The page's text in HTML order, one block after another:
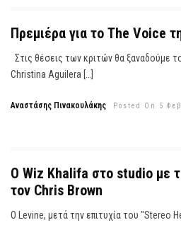
Πρεμιέρα για το The Voice
Στις θέσεις των κριτών θα ξαναδούμε
Christina Aguilera […]
Αναστάσης Πινακουλάκης Posted On 5
O Wiz Khalifa στο studio με
τον Chris Brown
O Levine, μετά την επιτυχία του "Stereo